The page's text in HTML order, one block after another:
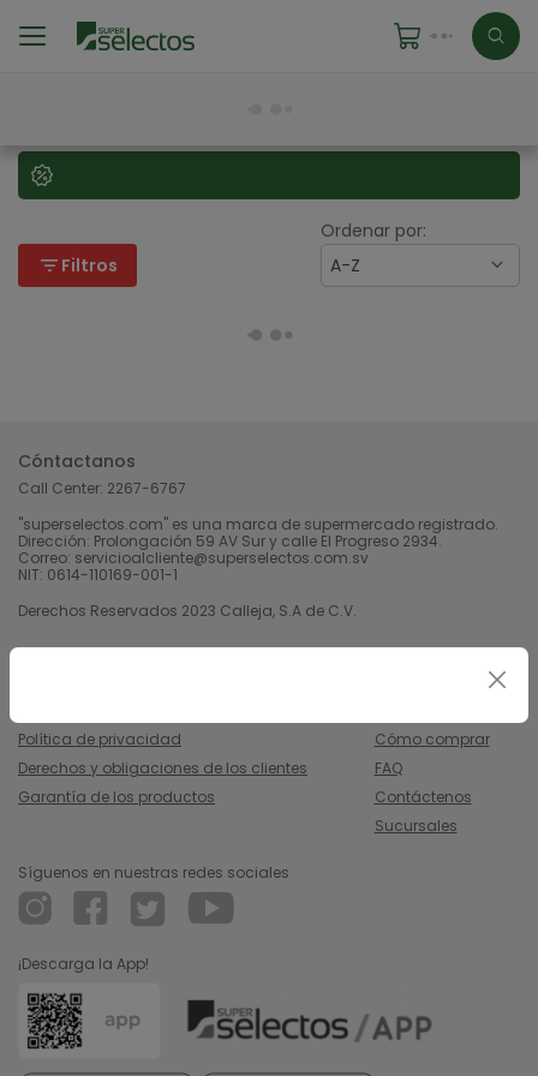
filter_list Filtros
Ordenar por:
A-Z
Cóntactanos
Call Center: 2267-6767
"superselectos.com" es una marca de supermercado registrado.
Dirección: Prolongación 59 AV Sur y calle El Progreso 2934.
Correo: servicioalcliente@superselectos.com.sv
NIT: 0614-110169-001-1
Derechos Reservados 2023 Calleja, S.A de C.V.
Política de privacidad
Derechos y obligaciones de los clientes
Garantía de los productos
Cómo comprar
FAQ
Contáctenos
Sucursales
Síguenos en nuestras redes sociales
¡Descarga la App!